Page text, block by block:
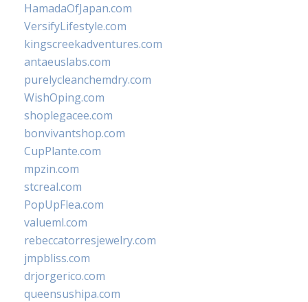
HamadaOfJapan.com
VersifyLifestyle.com
kingscreekadventures.com
antaeuslabs.com
purelycleanchemdry.com
WishOping.com
shoplegacee.com
bonvivantshop.com
CupPlante.com
mpzin.com
stcreal.com
PopUpFlea.com
valueml.com
rebeccatorresjewelry.com
jmpbliss.com
drjorgerico.com
queensushipa.com